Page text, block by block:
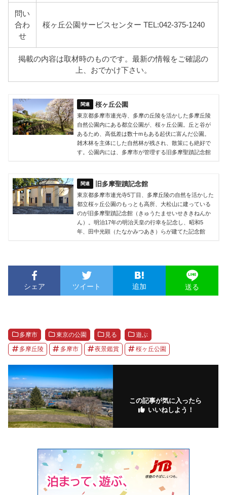
問い
合わ
せ
桜ヶ丘公園サービスセンター TEL:042-375-1240
掲載の内容は取材時のものです。最新の情報をご確認の
上、おでかけ下さい。
桜ヶ丘公園
東京都多摩市連光寺、多摩の丘陵を活かした多摩丘陵
自然公園内にある都立公園が、桜ヶ丘公園。丘と谷が
あるため、高低差は数十mもある起伏に富んだ公園。
雑木林を主体にした自然林が残され、散策にも絶好で
す。公園内には、多摩市が管理する旧多摩聖蹟記念館
旧多摩聖蹟記念館
東京都多摩市連光寺5丁目、多摩丘陵の自然を活かした
都立桜ヶ丘公園のもっとも高所、大松山に建っている
のが旧多摩聖蹟記念館（きゅうたませいせききねんか
ん）。明治17年の明治天皇の行幸を記念し、昭和5
年、田中光顕（たなかみつあき）らが建てた記念館
シェア ツイート 追加 送る
多摩市 東京の公園 見る 遊ぶ
多摩丘陵 多摩市 夜景鑑賞 桜ヶ丘公園
この記事が気に入ったら
いいねしよう！